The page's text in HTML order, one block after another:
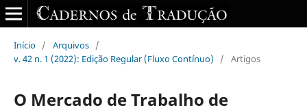
Início / Arquivos /
v. 42 n. 1 (2022): Edição Regular (Fluxo Contínuo)
/ Artigos
O Mercado de Trabalho de